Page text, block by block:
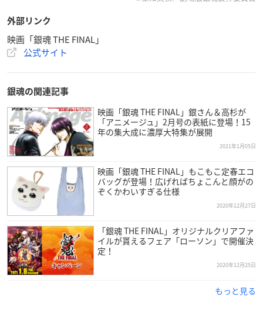
外部リンク
映画「銀魂 THE FINAL」
公式サイト
銀魂の関連記事
映画「銀魂 THE FINAL」銀さん＆高杉が
「アニメージュ」2月号の表紙に登場！15
年の集大成に濃厚大特集が展開
2021年1月05日
映画「銀魂 THE FINAL」もこもこ定春エコ
バッグが登場！広げればちょこんと顔がの
ぞくかわいすぎる仕様
2020年12月27日
「銀魂 THE FINAL」オリジナルクリアファ
イルが貰えるフェア「ローソン」で開催決
定！
2020年12月25日
もっと見る